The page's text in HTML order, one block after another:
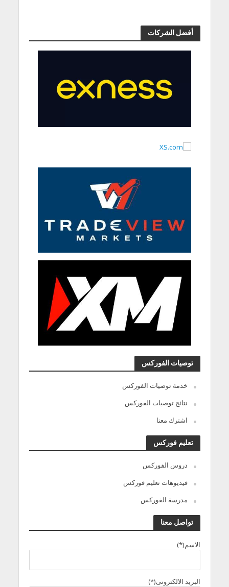
أفضل الشركات
توصيات الفوركس
خدمة توصيات الفوركس
نتائج توصيات الفوركس
اشترك معنا
تعليم فوركس
دروس الفوركس
فيديوهات تعليم فوركس
مدرسة الفوركس
تواصل معنا
الاسم(*)
البريد الالكترونى(*)